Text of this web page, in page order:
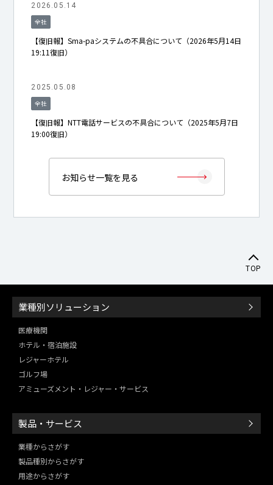
2026.05.14
全社
【復旧報】Sma-paシステムの不具合について（2026年5月14日
19:11復旧）
2025.05.08
全社
【復旧報】NTT電話サービスの不具合について（2025年5月7日
19:00復旧）
お知らせ一覧を見る
TOP
業種別ソリューション
医療機関
ホテル・宿泊施設
レジャーホテル
ゴルフ場
アミューズメント・レジャー・ サービス
製品・サービス
業種からさがす
製品種別からさがす
用途からさがす